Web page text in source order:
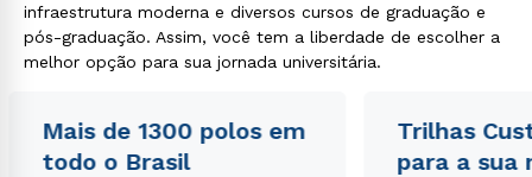
infraestrutura moderna e diversos cursos de graduação e
pós-graduação. Assim, você tem a liberdade de escolher a
melhor opção para sua jornada universitária.
Mais de 1300 polos em
todo o Brasil
Trilhas
para a sua